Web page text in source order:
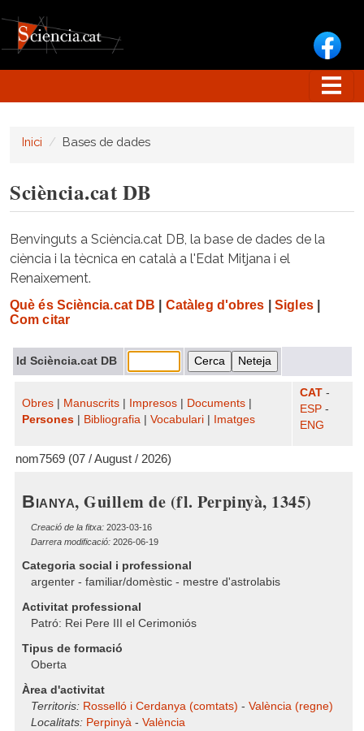
Inici Bases de dades
Sciència.cat DB
Benvinguts a Sciència.cat DB, la base de dades de la
ciència i la tècnica en català a l'Edat Mitjana i el
Renaixement.
Què és Sciència.cat DB Catàleg d'obres Sigles|
Com citar
Id Sciència.cat DB
Obres Manuscrits Impresos Documents
Persones
Bibliografia Vocabulari Imatges
CAT -
ESP -
ENG
nom7569 (07 / August / 2026)
Bianya, Guillem de (fl. Perpinyà, 1345)
Creació de la fitxa: 2023-03-16
Darrera modificació: 2026-06-19
Categoria social i professional
argenter - familiar/domèstic - mestre d'astrolabis
Activitat professional
Patró: Rei Pere III el Cerimoniós
Tipus de formació
Oberta
Àrea d'activitat
Territoris: Rosselló i Cerdanya (comtats) - València (regne)
Localitats: Perpinyà - València